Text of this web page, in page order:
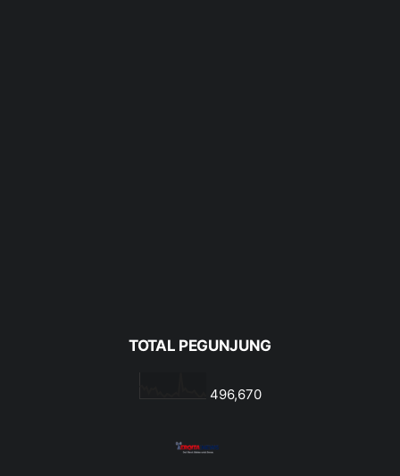
TOTAL PEGUNJUNG
496,670